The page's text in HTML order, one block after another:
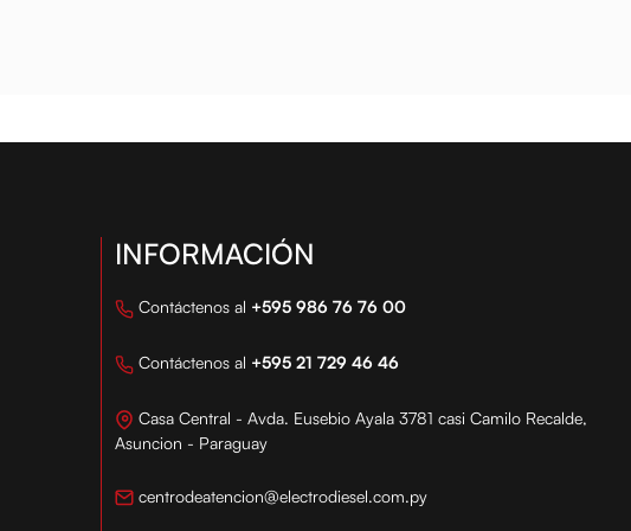
INFORMACIÓN
Contáctenos al +595 986 76 76 00
Contáctenos al +595 21 729 46 46
Casa Central - Avda. Eusebio Ayala 3781 casi Camilo Recalde,
Asuncion - Paraguay
centrodeatencion@electrodiesel.com.py